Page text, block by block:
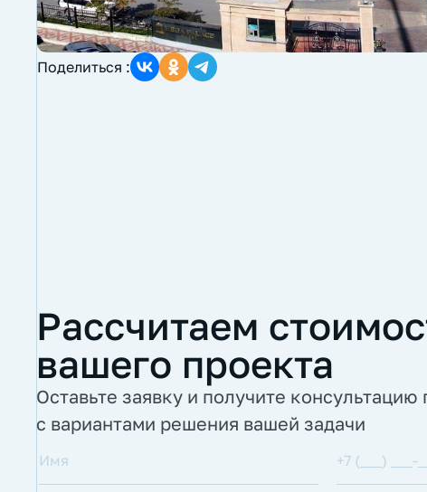
Поделиться :
Рассчитаем
вашего проекта
Оставьте заявку и получите консультацию
с вариантами решения вашей задачи